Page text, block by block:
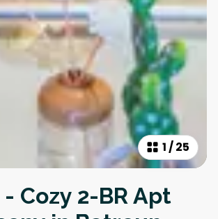
1 /25
- Cozy 2-BR Apt